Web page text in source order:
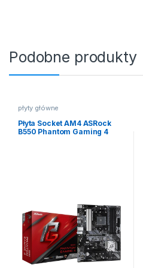
Podobne produkty
płyty główne
Płyta Socket AM4 ASRock
B550 Phantom Gaming 4